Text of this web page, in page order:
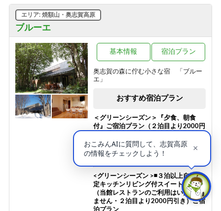
の自然の中で暮らすように過ごす【貸
切風呂付】【2食付連泊プラン】
99,999円/人/泊 ～
真夏でも快適！「真の避暑地・志賀高
原」で涼を満喫 チェックイン時26度
以上なら1ドリンクサービス
10,100円/人/泊 ～
12,300円/人/泊 ～
賀高原で非日常を楽しむ◆珍しいほっ
ぽ温泉◆志賀高原◆
11,200円/人/泊 ～
ブルーエ
エリア: 焼額山・奥志賀高原
奥志賀の森に佇む小さな宿 「ブルー
エ」
基本情報 宿泊プラン
おすすめ宿泊プラン
＜グリーンシーズン＞『夕食、朝食
付』ご宿泊プラン（２泊目より2000円
1泊2食付き
21,500円/人/泊 ～
<グリーンシーズン >◾️３泊以上自炊限
定キッチンリビング付スイートルーム
（当館レストランのご利用はいただけ
ません・２泊目より2000円引き）ご宿
泊プラン